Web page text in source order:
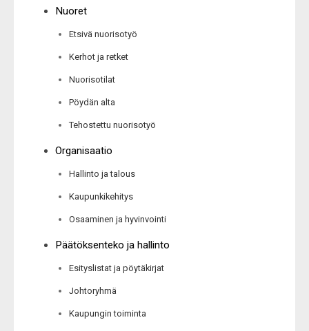
Nuoret
Etsivä nuorisotyö
Kerhot ja retket
Nuorisotilat
Pöydän alta
Tehostettu nuorisotyö
Organisaatio
Hallinto ja talous
Kaupunkikehitys
Osaaminen ja hyvinvointi
Päätöksenteko ja hallinto
Esityslistat ja pöytäkirjat
Johtoryhmä
Kaupungin toiminta